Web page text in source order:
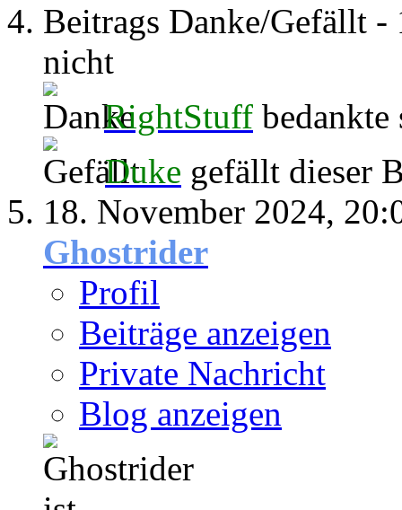
Beitrags Danke/Gefällt
nicht
RightStuff
Duke gefällt dieser
18. November 2024,
Ghostrider
Profil
Beiträge anzeigen
Private Nachricht
Blog anzeigen